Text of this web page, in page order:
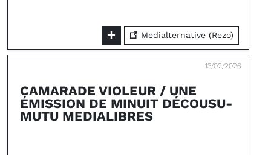
Medialternative (Rezo)
13/02/2026
CAMARADE VIOLEUR / UNE
ÉMISSION DE MINUIT DÉCOUSU-
MUTU MEDIALIBRES